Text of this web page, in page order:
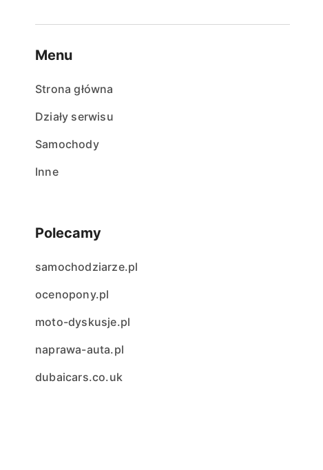
Menu
Strona główna
Działy serwisu
Samochody
Inne
Polecamy
samochodziarze.pl
ocenopony.pl
moto-dyskusje.pl
naprawa-auta.pl
dubaicars.co.uk